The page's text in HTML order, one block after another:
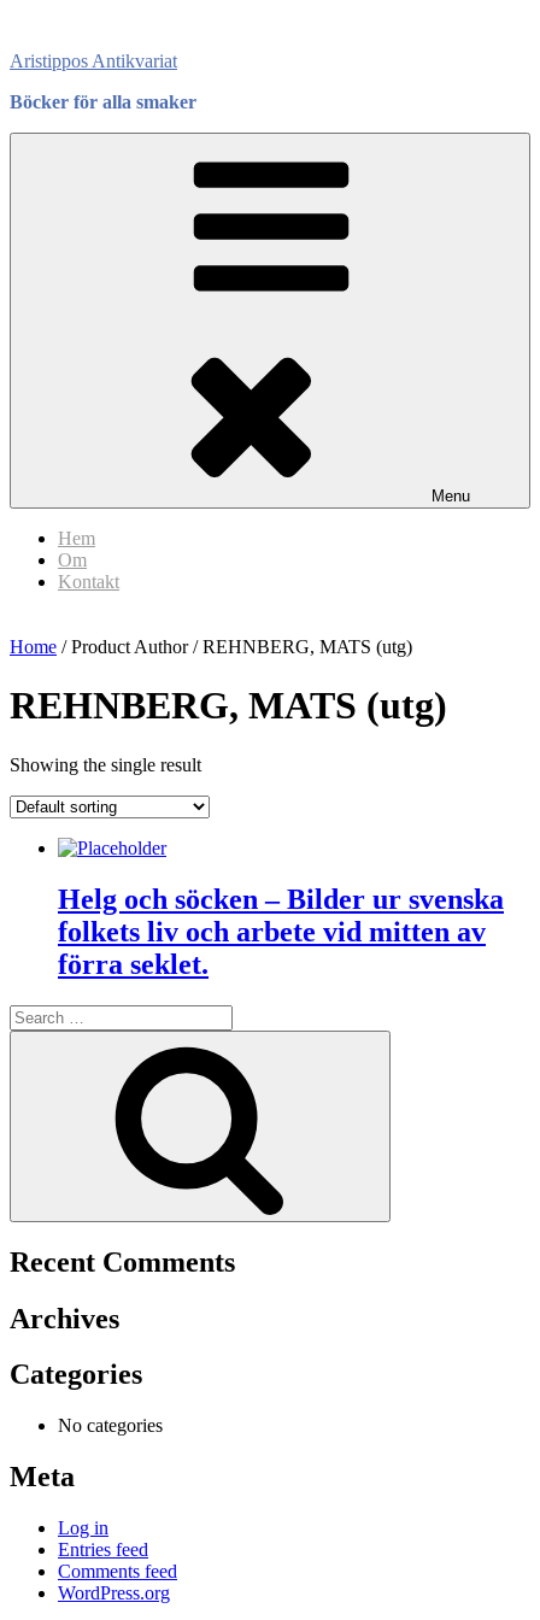
content
Aristippos Antikvariat
Böcker för alla smaker
Menu
Hem
Om
Kontakt
Home / Product Author / REHNBERG, MATS (utg)
REHNBERG, MATS (utg)
Showing the single result
Helg och söcken – Bilder ur svenska
folkets liv och arbete vid mitten av
förra seklet.
Search
for:
Recent Comments
Archives
Categories
No categories
Meta
Log in
Entries feed
Comments feed
WordPress.org